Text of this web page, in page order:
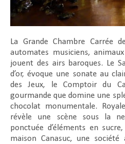
La Grande Chambre Carrée
automates musiciens,
jouent des airs baroques. Le
d’or, évoque une sonate au
des Jeux, le Comptoir du
gourmande que domine une
chocolat monumentale.
révèle une scène sous la
ponctuée d’éléments en
maison Canasuc, une